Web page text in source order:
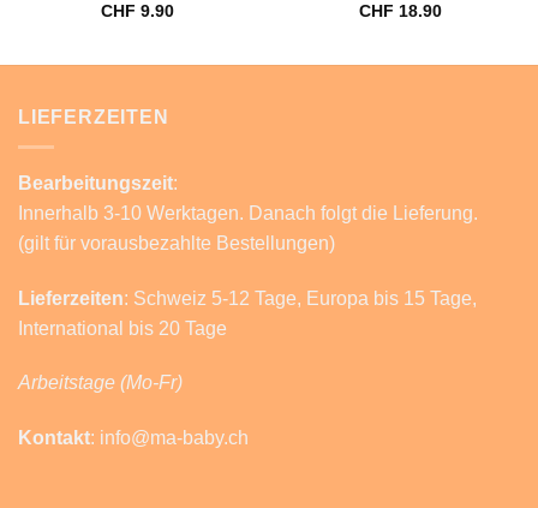
CHF 9.90
CHF 18.90
LIEFERZEITEN
Bearbeitungszeit:
Innerhalb 3-10 Werktagen. Danach folgt die Lieferung.
(gilt für vorausbezahlte Bestellungen)
Lieferzeiten: Schweiz 5-12 Tage, Europa bis 15 Tage,
International bis 20 Tage
Arbeitstage (Mo-Fr)
Kontakt: info@ma-baby.ch